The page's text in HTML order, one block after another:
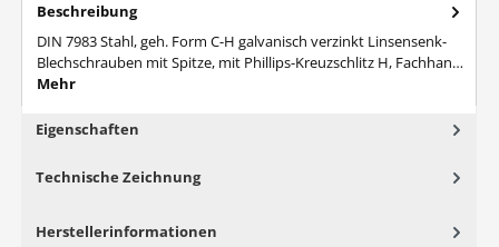
Beschreibung
DIN 7983 Stahl, geh. Form C-H galvanisch verzinkt Linsensenk-
Blechschrauben mit Spitze, mit Phillips-Kreuzschlitz H, Fachhan…
Mehr
Eigenschaften
Technische Zeichnung
Herstellerinformationen